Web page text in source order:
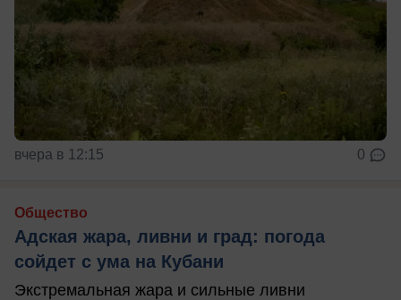
вчера в 12:15 0
Общество
Адская жара, ливни и град: погода
сойдет с ума на Кубани
Экстремальная жара и сильные ливни